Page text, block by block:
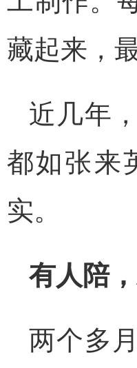
藏起来，
近几年
都如张来
实。
有人陪
两个多